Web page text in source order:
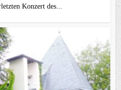
Konzert des...